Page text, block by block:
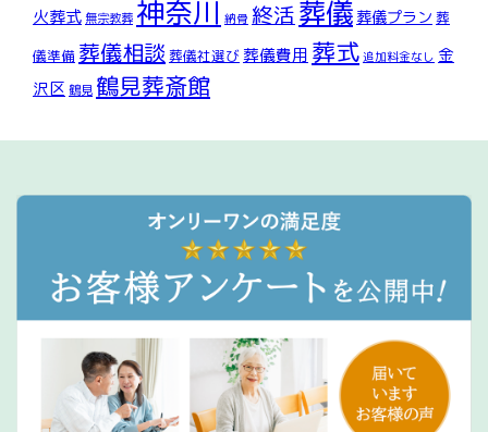
火葬式無宗教葬 神奈川 納骨 終活葬儀 葬儀プラン 葬
儀準備 葬儀相談 葬儀社選び 葬儀費用 葬式 追加料金なし 金
沢区 鶴見 鶴見葬斎館